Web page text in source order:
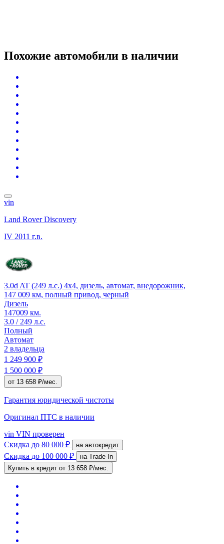
Похожие автомобили в наличии
vin
Land Rover Discovery
IV 2011 г.в.
3.0d AT (249 л.с.) 4x4, дизель, автомат, внедорожник,
147 009 км, полный привод, черный
Дизель
147009 км.
3.0 / 249 л.с.
Полный
Автомат
2 владельца
1 249 900 ₽
1 500 000 ₽
от 13 658 ₽/мес.
Гарантия юридической чистоты
Оригинал ПТС в наличии
vin VIN проверен
Скидка до 80 000 ₽ на автокредит
Скидка до 100 000 ₽
на Trade-In
Купить в кредит от 13 658 ₽/мес.